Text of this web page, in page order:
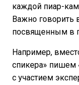
каждой пиар-
Важно говорить
посвященным в
Например,
спикера» пишем
с участием